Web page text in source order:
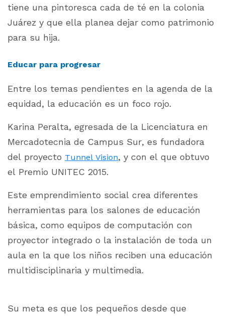
tiene una pintoresca cada de té en la colonia
Juárez y que ella planea dejar como patrimonio
para su hija.
Educar para progresar
Entre los temas pendientes en la agenda de la
equidad, la educación es un foco rojo.
Karina Peralta, egresada de la Licenciatura en
Mercadotecnia de Campus Sur, es fundadora
del proyecto Tunnel Vision, y con el que obtuvo
el Premio UNITEC 2015.
Este emprendimiento social crea diferentes
herramientas para los salones de educación
básica, como equipos de computación con
proyector integrado o la instalación de toda un
aula en la que los niños reciben una educación
multidisciplinaria y multimedia.
Su meta es que los pequeños desde que